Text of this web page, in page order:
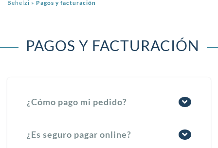
Behelzi » Pagos y facturación
PAGOS Y FACTURACIÓN
¿Cómo pago mi pedido?
¿Es seguro pagar online?